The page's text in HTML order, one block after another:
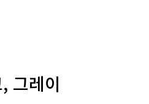
그레이